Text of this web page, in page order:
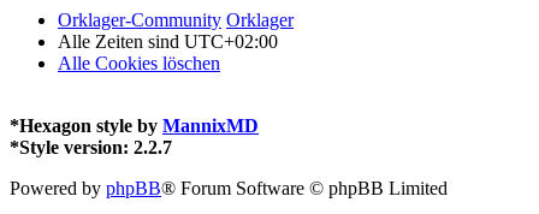
Orklager-Community Orklager
Alle Zeiten sind UTC+02:00
Alle Cookies löschen
*Hexagon style by MannixMD
*Style version: 2.2.7
Powered by phpBB® Forum Software © phpBB Limited